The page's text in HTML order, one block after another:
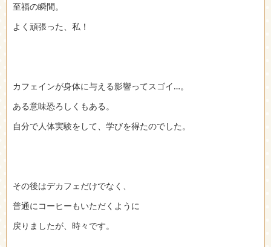
至福の瞬間。
よく頑張った、私！
カフェインが身体に与える影響ってスゴイ…。
ある意味恐ろしくもある。
自分で人体実験をして、学びを得たのでした。
その後はデカフェだけでなく、
普通にコーヒーもいただくように
戻りましたが、時々です。